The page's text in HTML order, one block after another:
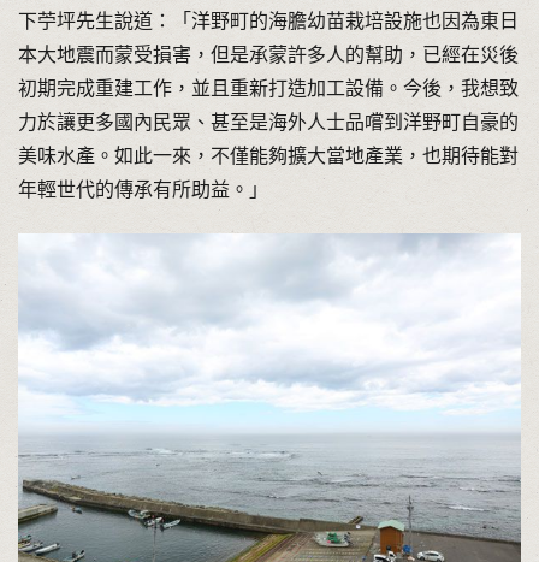
下苧坪先生說道：「洋野町的海膽幼苗栽培設施也因為東日
本大地震而蒙受損害，但是承蒙許多人的幫助，已經在災後
初期完成重建工作，並且重新打造加工設備。今後，我想致
力於讓更多國內民眾、甚至是海外人士品嚐到洋野町自豪的
美味水產。如此一來，不僅能夠擴大當地產業，也期待能對
年輕世代的傳承有所助益。」